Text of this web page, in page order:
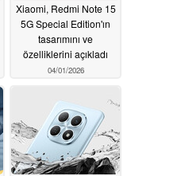
Xiaomi, Redmi Note 15
5G Special Edition'ın
tasarımını ve
özelliklerini açıkladı
04/01/2026